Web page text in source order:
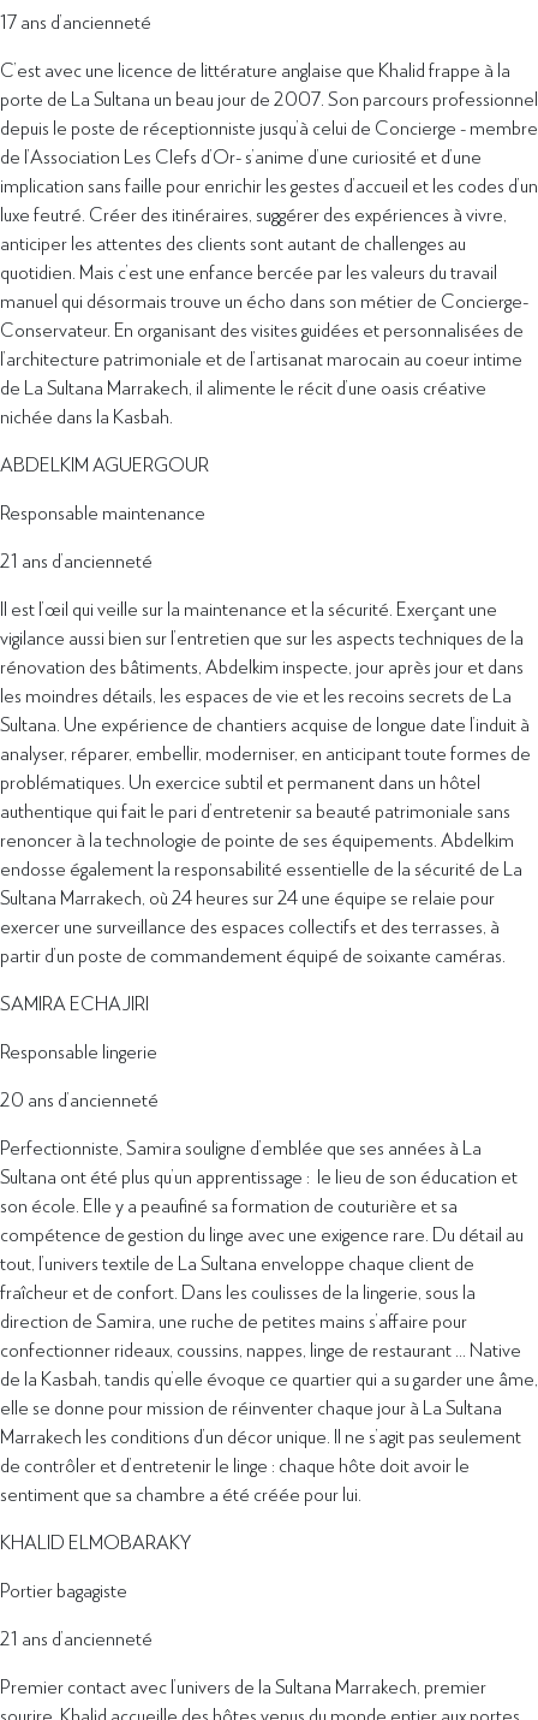
17 ans d’ancienneté
C’est avec une licence de littérature anglaise que Khalid frappe à la
porte de La Sultana un beau jour de 2007. Son parcours professionnel
depuis le poste de réceptionniste jusqu’à celui de Concierge - membre
de l’Association Les Clefs d’Or- s’anime d’une curiosité et d’une
implication sans faille pour enrichir les gestes d’accueil et les codes d’un
luxe feutré. Créer des itinéraires, suggérer des expériences à vivre,
anticiper les attentes des clients sont autant de challenges au
quotidien. Mais c’est une enfance bercée par les valeurs du travail
manuel qui désormais trouve un écho dans son métier de Concierge-
Conservateur. En organisant des visites guidées et personnalisées de
l’architecture patrimoniale et de l’artisanat marocain au coeur intime
de La Sultana Marrakech, il alimente le récit d’une oasis créative
nichée dans la Kasbah.
ABDELKIM AGUERGOUR
Responsable maintenance
21 ans d’ancienneté
Il est l’œil qui veille sur la maintenance et la sécurité. Exerçant une
vigilance aussi bien sur l’entretien que sur les aspects techniques de la
rénovation des bâtiments, Abdelkim inspecte, jour après jour et dans
les moindres détails, les espaces de vie et les recoins secrets de La
Sultana. Une expérience de chantiers acquise de longue date l’induit à
analyser, réparer, embellir, moderniser, en anticipant toute formes de
problématiques. Un exercice subtil et permanent dans un hôtel
authentique qui fait le pari d’entretenir sa beauté patrimoniale sans
renoncer à la technologie de pointe de ses équipements. Abdelkim
endosse également la responsabilité essentielle de la sécurité de La
Sultana Marrakech, où 24 heures sur 24 une équipe se relaie pour
exercer une surveillance des espaces collectifs et des terrasses, à
partir d’un poste de commandement équipé de soixante caméras.
SAMIRA ECHAJIRI
Responsable lingerie
20 ans d’ancienneté
Perfectionniste, Samira souligne d’emblée que ses années à La
Sultana ont été plus qu’un apprentissage : le lieu de son éducation et
son école. Elle y a peaufiné sa formation de couturière et sa
compétence de gestion du linge avec une exigence rare. Du détail au
tout, l’univers textile de La Sultana enveloppe chaque client de
fraîcheur et de confort. Dans les coulisses de la lingerie, sous la
direction de Samira, une ruche de petites mains s’affaire pour
confectionner rideaux, coussins, nappes, linge de restaurant … Native
de la Kasbah, tandis qu’elle évoque ce quartier qui a su garder une âme,
elle se donne pour mission de réinventer chaque jour à La Sultana
Marrakech les conditions d’un décor unique. Il ne s’agit pas seulement
de contrôler et d’entretenir le linge : chaque hôte doit avoir le
sentiment que sa chambre a été créée pour lui.
KHALID ELMOBARAKY
Portier bagagiste
21 ans d’ancienneté
Premier contact avec l’univers de la Sultana Marrakech, premier
sourire. Khalid accueille des hôtes venus du monde entier aux portes